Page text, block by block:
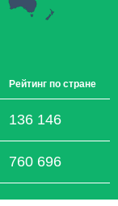
Рейтинг по стране
136 146
760 696